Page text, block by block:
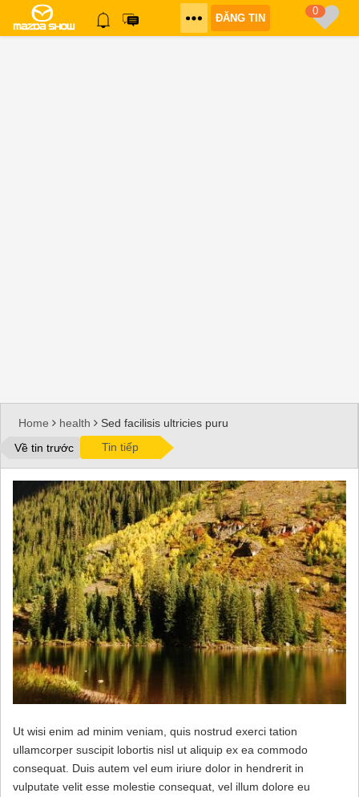
0
ĐĂNG TIN
Home health
Sed facilisis ultricies puru
Về tin trước
Tin tiếp
Ut wisi enim ad minim veniam, quis nostrud exerci tation
ullamcorper suscipit lobortis nisl ut aliquip ex ea commodo
consequat. Duis autem vel eum iriure dolor in hendrerit in
vulputate velit esse molestie consequat, vel illum dolore eu